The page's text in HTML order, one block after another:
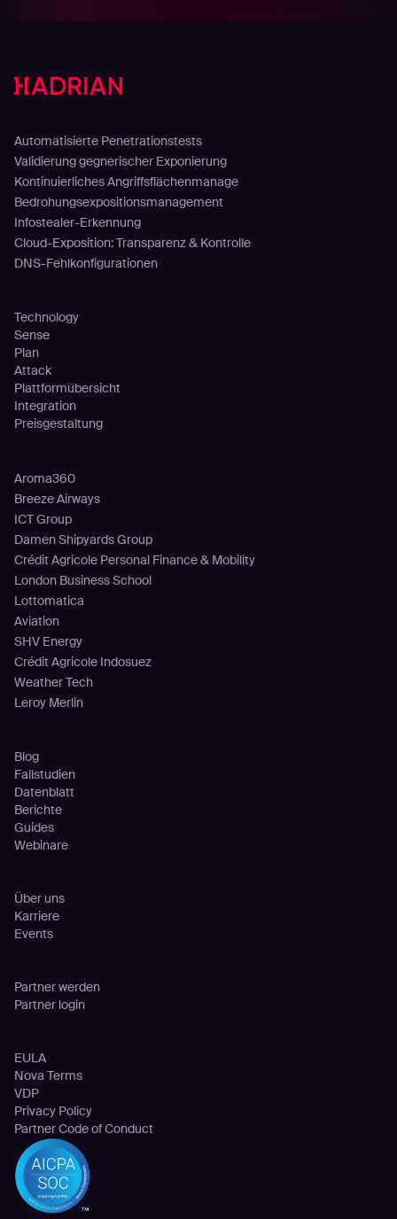
Automatisierte Penetrationstests
Validierung gegnerischer Exponierung
Kontinuierliches Angriffsflächenmanage
Bedrohungsexpositionsmanagement
Infostealer-Erkennung
Cloud-Exposition: Transparenz & Kontrolle
DNS-Fehlkonfigurationen
Technology
Sense
Plan
Attack
Plattformübersicht
Integration
Preisgestaltung
Aroma360
Breeze Airways
ICT Group
Damen Shipyards Group
Crédit Agricole Personal Finance & Mobility
London Business School
Lottomatica
Aviation
SHV Energy
Crédit Agricole Indosuez
Weather Tech
Leroy Merlin
Blog
Fallstudien
Datenblatt
Berichte
Guides
Webinare
Über uns
Karriere
Events
Partner werden
Partner login
EULA
Nova Terms
VDP
Privacy Policy
Partner Code of Conduct